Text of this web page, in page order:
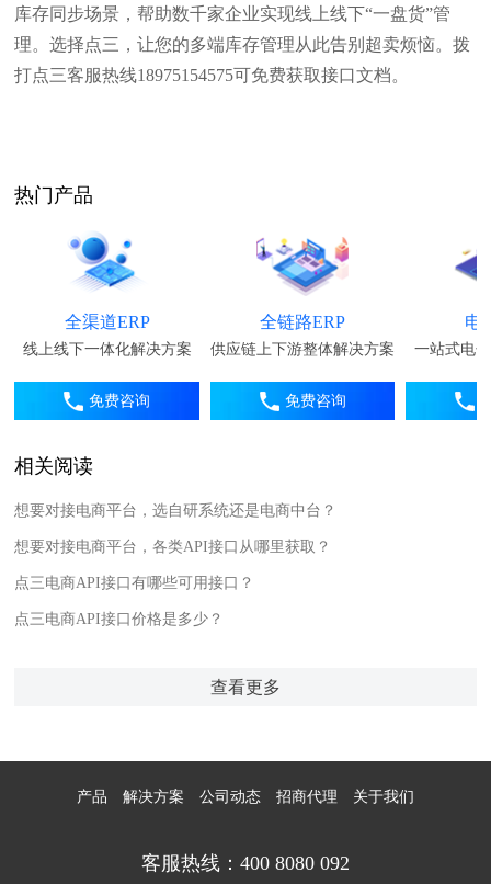
库存同步场景，帮助数千家企业实现线上线下“一盘货”管
理。选择点三，让您的多端库存管理从此告别超卖烦恼。拨
打点三客服热线18975154575可免费获取接口文档。
热门产品
全渠道ERP
线上线下一体化解决方案
免费咨询
全链路ERP
供应链上下游整体解决方案
免费咨询
电
一站式电
相关阅读
想要对接电商平台，选自研系统还是电商中台？
想要对接电商平台，各类API接口从哪里获取？
点三电商API接口有哪些可用接口？
点三电商API接口价格是多少？
查看更多
产品 解决方案 公司动态 招商代理 关于我们
客服热线：400 8080 092